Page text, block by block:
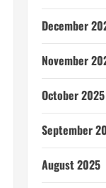
December
November
October 2025
September
August 2025